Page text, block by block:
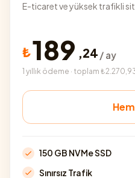
E-ticaret ve yüksek trafikli
₺189 ,24 / ay
1 yıllık ödeme · toplam
150 GB NVMe SSD
Sınırsız Trafik